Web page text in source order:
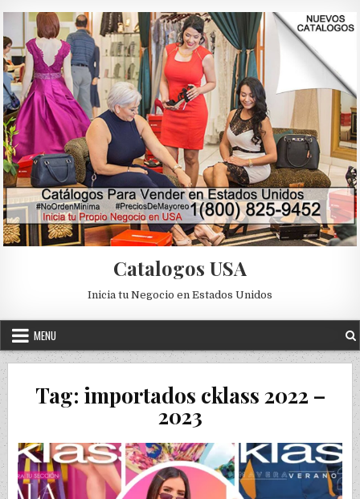
Catalogos USA
Inicia tu Negocio en Estados Unidos
MENU
Tag: importados cklass 2022 –
2023